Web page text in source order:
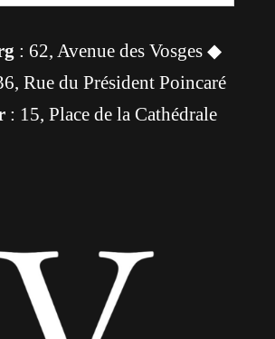
: 62, Avenue des Vosges ◆
Rue du Président Poincaré
: 15, Place de la Cathédrale